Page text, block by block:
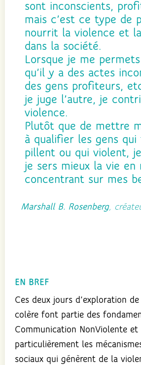
sont inconscients,
mais c’est ce type de
nourrit la violence et
dans la société.
Lorsque je me
qu’il y a des actes
des gens profiteurs,
je juge l’autre, je
violence.
Plutôt que de mettre
à qualifier les gens
pillent ou qui violent,
je sers mieux la vie en
concentrant sur mes
Marshall B. Rosenberg,
EN BREF
Ces deux jours d’exploration
colère font partie des
Communication NonViolente
particulièrement les
sociaux qui génèrent de la